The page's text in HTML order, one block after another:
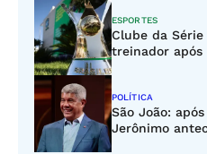
ESPORTES
Clube da
treinador após
POLÍTICA
São João:
Jerônimo